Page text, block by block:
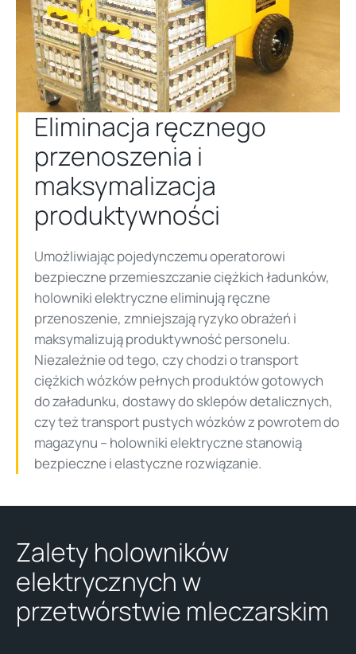
Eliminacja ręcznego
przenoszenia i
maksymalizacja
produktywności
Umożliwiając pojedynczemu operatorowi
bezpieczne przemieszczanie ciężkich ładunków,
holowniki elektryczne eliminują ręczne
przenoszenie, zmniejszają ryzyko obrażeń i
maksymalizują produktywność personelu.
Niezależnie od tego, czy chodzi o transport
ciężkich wózków pełnych produktów gotowych
do załadunku, dostawy do sklepów detalicznych,
czy też transport pustych wózków z powrotem do
magazynu – holowniki elektryczne stanowią
bezpieczne i elastyczne rozwiązanie.
Zalety holowników
elektrycznych w
przetwórstwie mleczarskim